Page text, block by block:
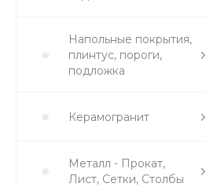
Напольные покрытия,
плинтус, пороги,
подложка
Керамогранит
Металл - Прокат,
Лист, Сетки, Столбы